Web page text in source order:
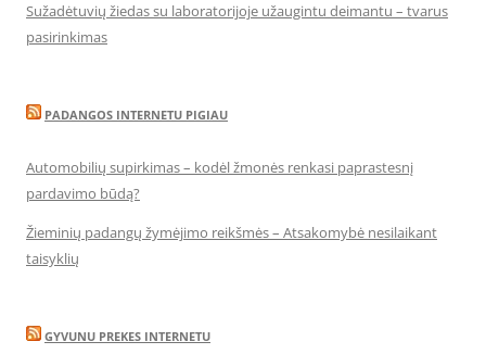
Sužadėtuvių žiedas su laboratorijoje užaugintu deimantu – tvarus
pasirinkimas
PADANGOS INTERNETU PIGIAU
Automobilių supirkimas – kodėl žmonės renkasi paprastesnį
pardavimo būdą?
Žieminių padangų žymėjimo reikšmės – Atsakomybė nesilaikant
taisyklių
GYVUNU PREKES INTERNETU